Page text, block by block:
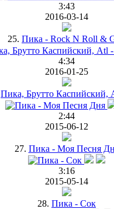
3:43
2016-03-14
25. Пика - Rock N Roll &
4:34
2016-01-25
Пика, Брутто Каспийский,
2:44
2015-06-12
27. Пика - Моя Песня
3:16
2015-05-14
28. Пика - Сок